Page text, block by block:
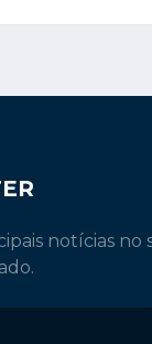
notícias